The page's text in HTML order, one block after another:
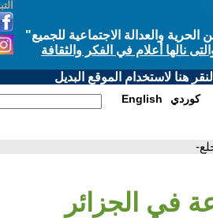
والعدالة الاجتماعية للجميع"
نالها أعلام في الفكر والثقافة
هنا لاستخدام الموقع البديل
English كوردي
في الجزائر